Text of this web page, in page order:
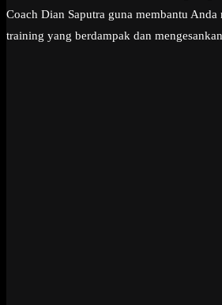
Coach Dian Saputra guna membantu Anda
training yang berdampak dan